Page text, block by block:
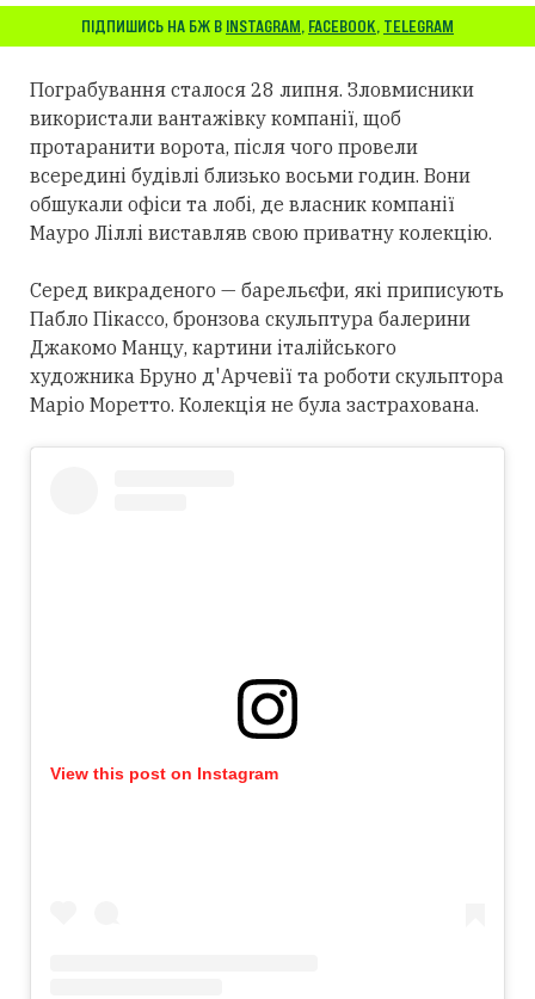
ПІДПИШИСЬ НА БЖ В INSTAGRAM, FACEBOOK, TELEGRAM
Пограбування сталося 28 липня. Зловмисники
використали вантажівку компанії, щоб
протаранити ворота, після чого провели
всередині будівлі близько восьми годин. Вони
обшукали офіси та лобі, де власник компанії
Мауро Ліллі виставляв свою приватну колекцію.
Серед викраденого — барельєфи, які приписують
Пабло Пікассо, бронзова скульптура балерини
Джакомо Манцу, картини італійського
художника Бруно д'Арчевії та роботи скульптора
Маріо Моретто. Колекція не була застрахована.
View this post on Instagram